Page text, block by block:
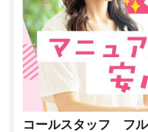
コールスタッフ フ